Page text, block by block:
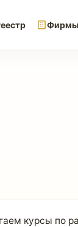
Фирмы
курсы по